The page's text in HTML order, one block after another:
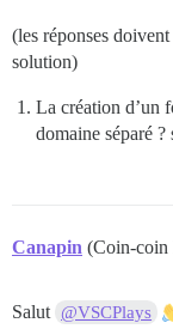
(les réponses
solution)
La création d’un
domaine séparé
Canapin (Coin-coin
Salut @VSCPlays